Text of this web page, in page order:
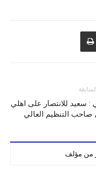
: سعيد للانتصار على اهلي
التنظيم العالي
من مؤلف